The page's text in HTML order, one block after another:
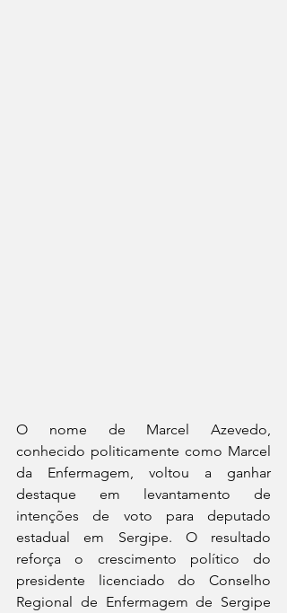
O nome de Marcel Azevedo,
conhecido politicamente como Marcel
da Enfermagem, voltou a ganhar
destaque em levantamento de
intenções de voto para deputado
estadual em Sergipe. O resultado
reforça o crescimento político do
presidente licenciado do Conselho
Regional de Enfermagem de Sergipe